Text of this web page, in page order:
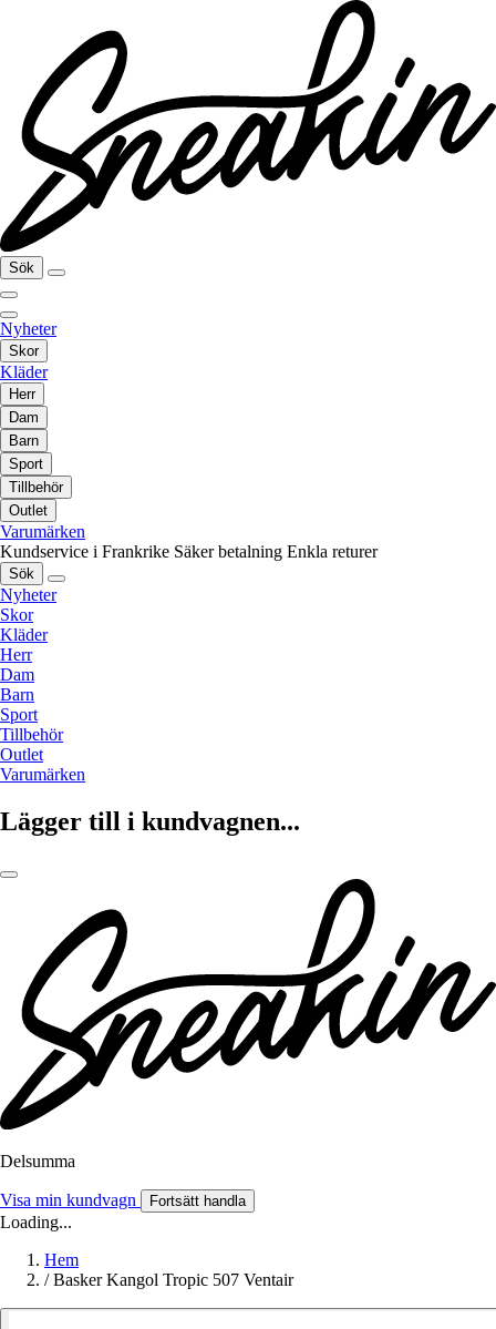
Sök
Nyheter
Skor
Kläder
Herr
Dam
Barn
Sport
Tillbehör
Outlet
Varumärken
Kundservice i Frankrike Säker betalning Enkla returer
Sök
Nyheter
Skor
Kläder
Herr
Dam
Barn
Sport
Tillbehör
Outlet
Varumärken
Lägger till i kundvagnen...
Delsumma
Visa min kundvagn Fortsätt handla
Loading...
Hem
/ Basker Kangol Tropic 507 Ventair